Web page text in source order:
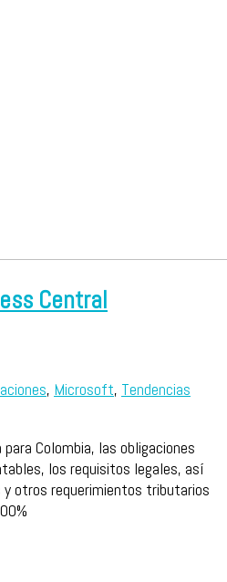
Central
, Microsoft, Tendencias
Colombia, las obligaciones
los requisitos legales, así
otros requerimientos tributarios